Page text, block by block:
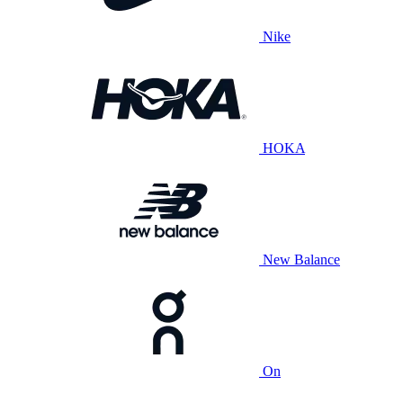
Nike
HOKA
New Balance
On